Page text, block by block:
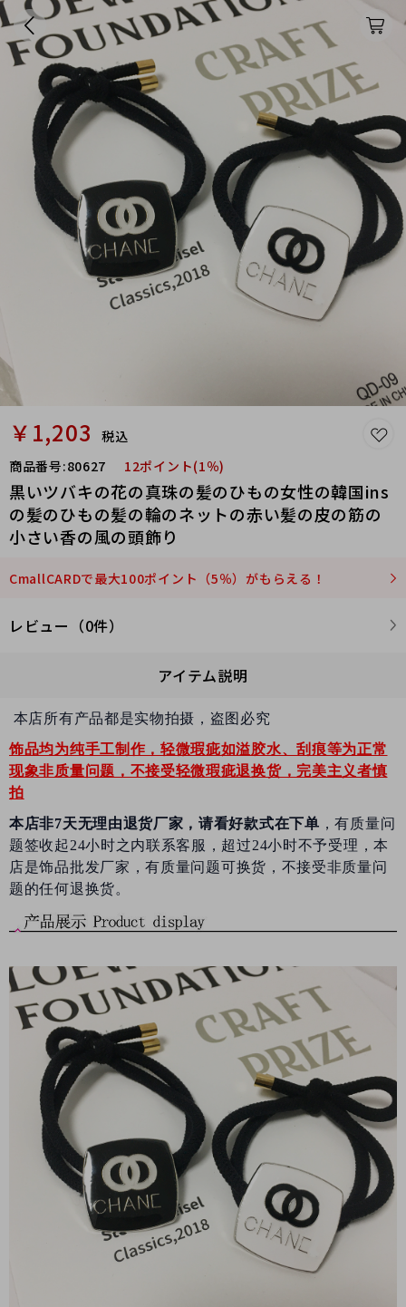
￥1,203
税込
商品番号:80627 12ポイント(1％)
黒いツバキの花の真珠の髪のひもの女性の韓国ins
の髪のひもの髪の輪のネットの赤い髪の皮の筋の
小さい香の風の頭飾り
CmallCARDで最大100ポイント（5％）がもらえる！
レビュー（0件）
アイテム説明
本店所有产品都是实物拍摄，盗图必究
饰品均为纯手工制作，轻微瑕疵如溢胶水、刮痕等为正常
现象非质量问题，不接受轻微瑕疵退换货，完美主义者慎
拍
本店非7天无理由退货厂家，请看好款式在下单 ，有质量问
题签收起24小时之内联系客服，超过24小时不予受理，本
店是饰品批发厂家，有质量问题可换货 ，不接受非质量问
题的任何退换货。